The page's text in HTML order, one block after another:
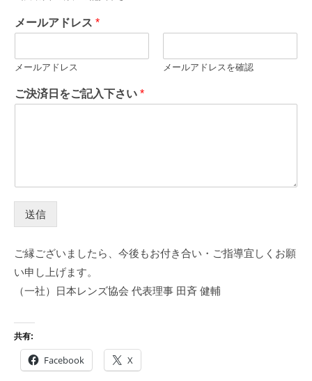
メールアドレス *
メールアドレス メールアドレスを確認
ご決済日をご記入下さい *
送信
ご縁ございましたら、今後もお付き合い・ご指導宜しくお願
い申し上げます。
（一社）日本レンズ協会 代表理事 田斉 健輔
共有:
Facebook X